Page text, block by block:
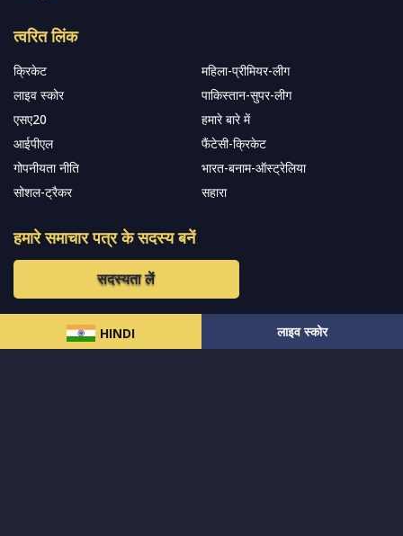
HINDI लाइव स्कोर
त्वरित लिंक
क्रिकेट
महिला-प्रीमियर-लीग
लाइव स्कोर
पाकिस्तान-सुपर-लीग
एसए20
हमारे बारे में
आईपीएल
फैंटेसी-क्रिकेट
गोपनीयता नीति
भारत-बनाम-ऑस्ट्रेलिया
सोशल-ट्रैकर
सहारा
हमारे समाचार पत्र के सदस्य बनें
सदस्यता लें
हमारा अनुसरण करें और नवीनतम अपडेट प्राप्त करेंs